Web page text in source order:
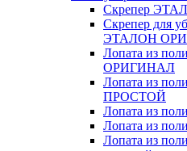
Скрепер
Скрепер для
ЭТАЛОН
Лопата из
ОРИГИНАЛ
Лопата из
ПРОСТОЙ
Лопата из
Лопата из
Лопата из